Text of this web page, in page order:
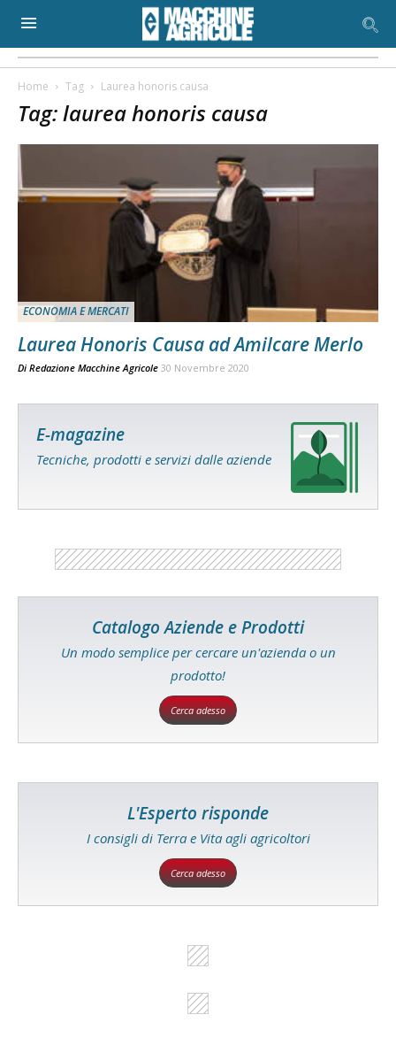
Home Tag Laurea honoris causa
Tag: laurea honoris causa
ECONOMIA E MERCATI
Laurea Honoris Causa ad Amilcare Merlo
Di Redazione Macchine Agricole 30 Novembre 2020
E-magazine
Tecniche, prodotti e servizi dalle aziende
Catalogo Aziende e Prodotti
Un modo semplice per cercare un'azienda o un
prodotto!
Cerca adesso
L'Esperto risponde
I consigli di Terra e Vita agli agricoltori
Cerca adesso